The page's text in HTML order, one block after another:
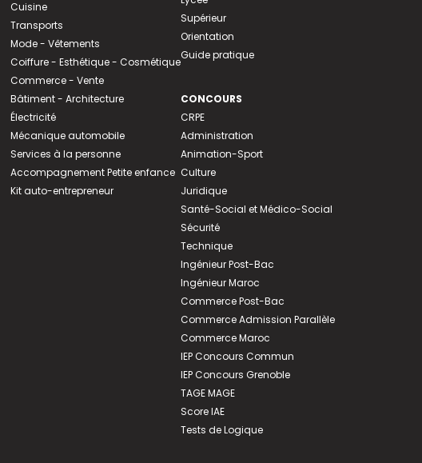
Cuisine
Transports
Mode - Vêtements
Coiffure - Esthétique - Cosmétique
Commerce - Vente
Bâtiment - Architecture
Électricité
Mécanique automobile
Services à la personne
Accompagnement Petite enfance
Kit auto-entrepreneur
Supérieur
Orientation
Guide pratique
CONCOURS
CRPE
Administration
Animation-Sport
Culture
Juridique
Santé-Social et Médico-Social
Sécurité
Technique
Ingénieur Post-Bac
Ingénieur Maroc
Commerce Post-Bac
Commerce Admission Parallèle
Commerce Maroc
IEP Concours Commun
IEP Concours Grenoble
TAGE MAGE
Score IAE
Tests de Logique